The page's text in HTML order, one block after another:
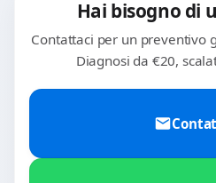
Hai bisogno di
Contattaci per un preventivo
Diagnosi da €20,